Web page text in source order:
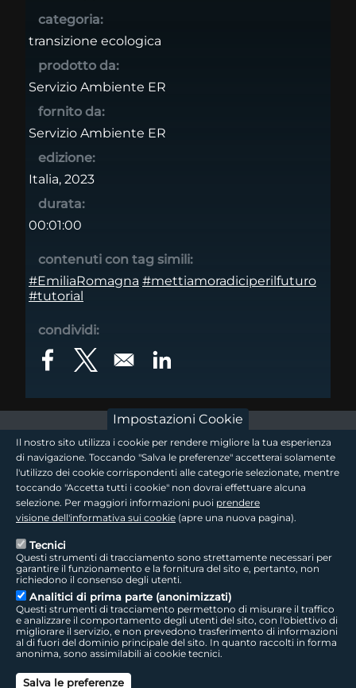
categoria:
transizione ecologica
prodotto da:
Servizio Ambiente ER
fornito da:
Servizio Ambiente ER
edizione:
Italia, 2023
durata:
00:01:00
contenuti con tag simili:
#EmiliaRomagna #mettiamoradiciperilfuturo
#tutorial
condividi:
Opens in a new window
Opens in a new windowOpens in a new window
footer - sezione logo 1
footer - sezione logo2
footer - sezione colophon
Sede Legale: Via della Liberazione, 15 - 40128 Bologna BO
footer - sezione link utili
Seguici sui social
LepidaTV | Accessibilità | Cookie | Privacy | Social Media Policy
Impostazioni Cookie
Il nostro sito utilizza i cookie per rendere migliore la tua esperienza
di navigazione. Toccando "Salva le preferenze" accetterai solamente
l'utilizzo dei cookie corrispondenti alle categorie selezionate, mentre
toccando "Accetta tutti i cookie" non dovrai effettuare alcuna
selezione. Per maggiori informazioni puoi prendere
visione dell'informativa sui cookie (apre una nuova pagina).
Tecnici
Questi strumenti di tracciamento sono strettamente necessari per
garantire il funzionamento e la fornitura del sito e, pertanto, non
richiedono il consenso degli utenti.
Analitici di prima parte (anonimizzati)
Questi strumenti di tracciamento permettono di misurare il traffico
e analizzare il comportamento degli utenti del sito, con l'obiettivo di
migliorare il servizio, e non prevedono trasferimento di informazioni
al di fuori del dominio principale del sito. In quanto raccolti in forma
anonima, sono assimilabili ai cookie tecnici.
Salva le preferenze